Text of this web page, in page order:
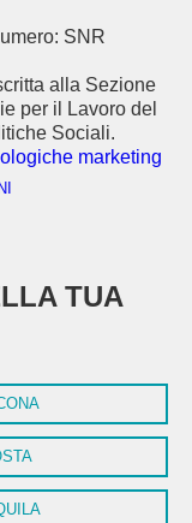
SNR
alla Sezione
per il Lavoro del
Sociali.
marketing
TUA